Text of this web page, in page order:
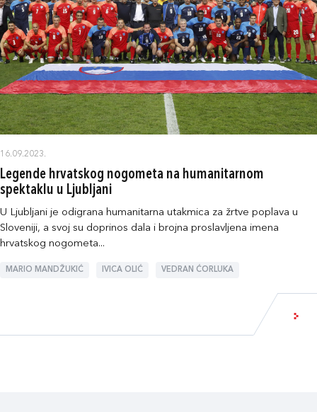
16.09.2023.
Legende hrvatskog nogometa na humanitarnom
spektaklu u Ljubljani
U Ljubljani je odigrana humanitarna utakmica za žrtve poplava u
Sloveniji, a svoj su doprinos dala i brojna proslavljena imena
hrvatskog nogometa...
MARIO MANDŽUKIĆ IVICA OLIĆ VEDRAN ĆORLUKA